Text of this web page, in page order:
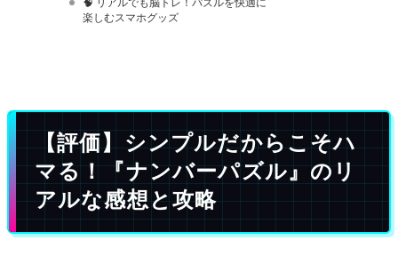
🧠 リアルでも脳トレ！パズルを快適に
楽しむスマホグッズ
【評価】シンプルだからこそハ
マる！『ナンバーパズル』のリ
アルな感想と攻略